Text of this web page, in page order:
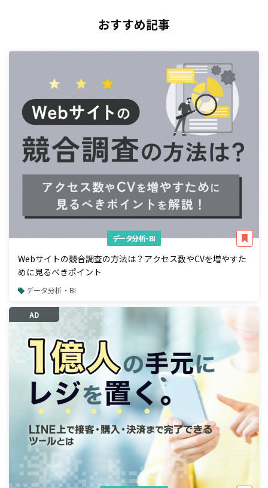
おすすめ記事
データ分析・BI
Webサイトの競合調査の方法は？アクセス数やCVを増やすた
めに見るべきポイント
データ分析・BI
AD